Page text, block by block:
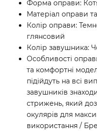
Форма оправи:
Матеріал оправи
Колір оправи:
глянсовий
Колір завушника:
Особливості
та комфортні
підійдуть на всі
завушників
стрижень, який
окулярів для
використання /